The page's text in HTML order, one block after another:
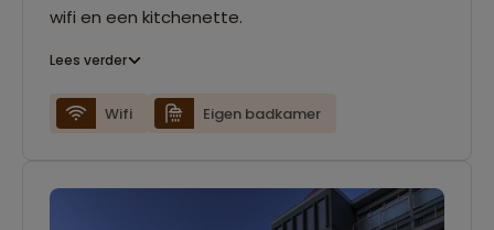
wifi en een kitchenette.
Lees verder
Wifi Eigen badkamer